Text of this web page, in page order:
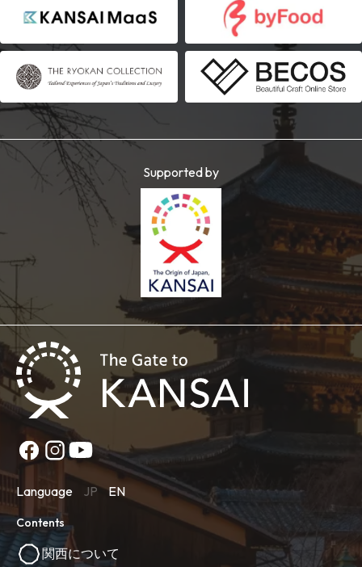
Supported by
Language JP EN
Contents
関西について